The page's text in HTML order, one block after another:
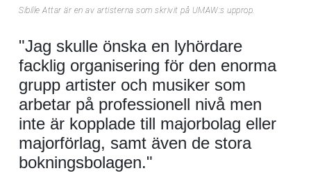
Sibille Attar är en av artisterna som skrivit på UMAW:s upprop.
"Jag skulle önska en lyhördare
facklig organisering för den enorma
grupp artister och musiker som
arbetar på professionell nivå men
inte är kopplade till majorbolag eller
majorförlag, samt även de stora
bokningsbolagen."